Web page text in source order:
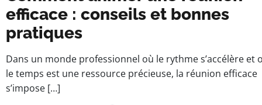
efficace : conseils et bonnes
pratiques
Dans un monde professionnel où le rythme s’accélère et
le temps est une ressource précieuse, la réunion efficace
s’impose […]